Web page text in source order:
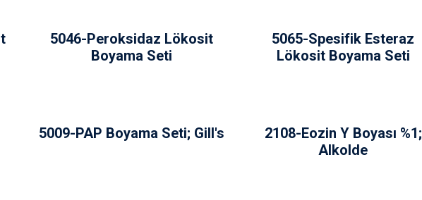
5046-Peroksidaz Lökosit
Boyama Seti
5065-Spesifik Esteraz
Lökosit Boyama Seti
5009-PAP Boyama Seti; Gill's
2108-Eozin Y Boyası %1;
Alkolde